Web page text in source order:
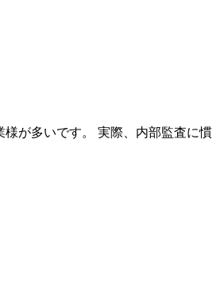
が多いです。 実際、内部監査に慣